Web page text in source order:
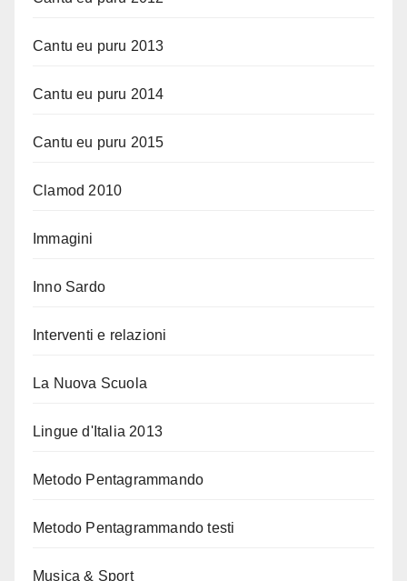
Cantu eu puru 2013
Cantu eu puru 2014
Cantu eu puru 2015
Clamod 2010
Immagini
Inno Sardo
Interventi e relazioni
La Nuova Scuola
Lingue d'Italia 2013
Metodo Pentagrammando
Metodo Pentagrammando testi
Musica & Sport